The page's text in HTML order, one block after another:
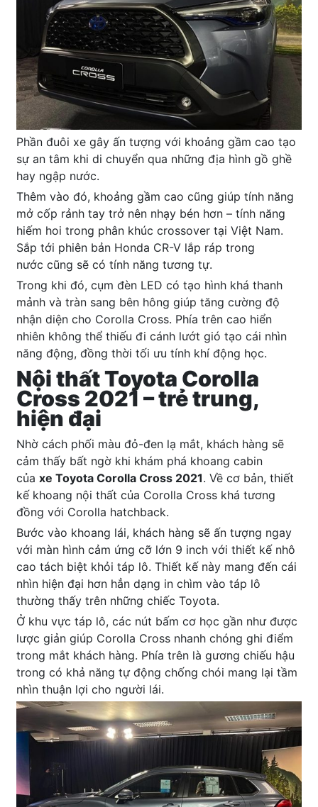
Phần đuôi xe gây ấn tượng với khoảng gầm cao tạo
sự an tâm khi di chuyển qua những địa hình gồ ghề
hay ngập nước.
Thêm vào đó, khoảng gầm cao cũng giúp tính năng
mở cốp rảnh tay trở nên nhạy bén hơn – tính năng
hiếm hoi trong phân khúc crossover tại Việt Nam.
Sắp tới phiên bản Honda CR-V lắp ráp trong
nước cũng sẽ có tính năng tương tự.
Trong khi đó, cụm đèn LED có tạo hình khá thanh
mảnh và tràn sang bên hông giúp tăng cường độ
nhận diện cho Corolla Cross. Phía trên cao hiển
nhiên không thể thiếu đi cánh lướt gió tạo cái nhìn
năng động, đồng thời tối ưu tính khí động học.
Nội thất Toyota Corolla
Cross 2021 – trẻ trung,
hiện đại
Nhờ cách phối màu đỏ-đen lạ mắt, khách hàng sẽ
cảm thấy bất ngờ khi khám phá khoang cabin
của xe Toyota Corolla Cross 2021. Về cơ bản, thiết
kế khoang nội thất của Corolla Cross khá tương
đồng với Corolla hatchback.
Bước vào khoang lái, khách hàng sẽ ấn tượng ngay
với màn hình cảm ứng cỡ lớn 9 inch với thiết kế nhô
cao tách biệt khỏi táp lô. Thiết kế này mang đến cái
nhìn hiện đại hơn hẳn dạng in chìm vào táp lô
thường thấy trên những chiếc Toyota.
Ở khu vực táp lô, các nút bấm cơ học gần như được
lược giản giúp Corolla Cross nhanh chóng ghi điểm
trong mắt khách hàng. Phía trên là gương chiếu hậu
trong có khả năng tự động chống chói mang lại tầm
nhìn thuận lợi cho người lái.